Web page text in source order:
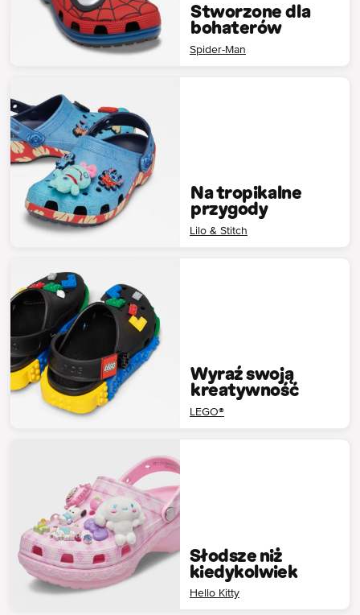
Stworzone dla
bohaterów
Spider-Man
Na tropikalne
przygody
Lilo & Stitch
Wyraź swoją
kreatywność
LEGO®
Słodsze niż
kiedykolwiek
Hello Kitty